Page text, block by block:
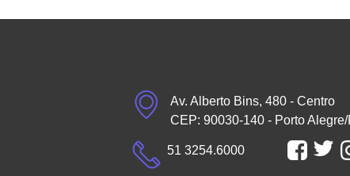
Av. Alberto Bins, 480 - Centro
CEP: 90030-140 - Porto Alegre/
51 3254.6000